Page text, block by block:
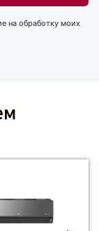
на обработку моих